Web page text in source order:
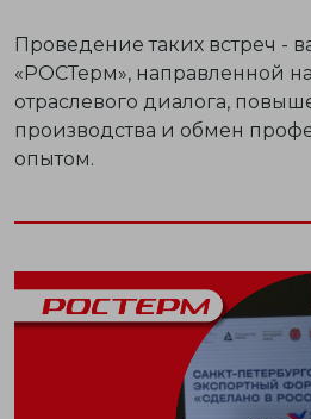
Проведение таких встреч -
«РОСТерм», направленной
отраслевого диалога,
производства и обмен
опытом.